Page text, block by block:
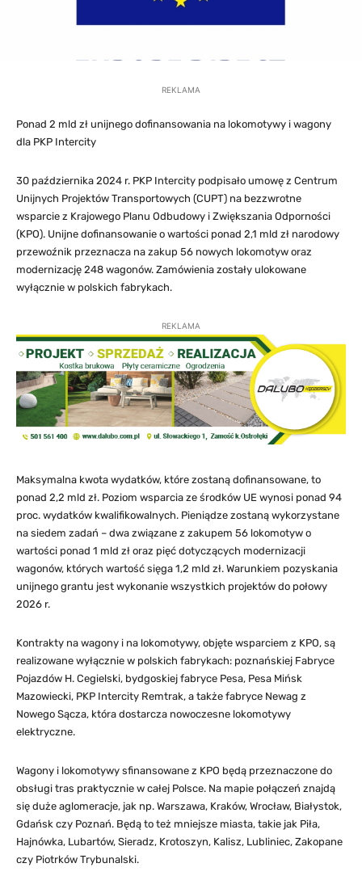
REKLAMA
Ponad 2 mld zł unijnego dofinansowania na lokomotywy i wagony
dla PKP Intercity
30 października 2024 r. PKP Intercity podpisało umowę z Centrum
Unijnych Projektów Transportowych (CUPT) na bezzwrotne
wsparcie z Krajowego Planu Odbudowy i Zwiększania Odporności
(KPO). Unijne dofinansowanie o wartości ponad 2,1 mld zł narodowy
przewoźnik przeznacza na zakup 56 nowych lokomotyw oraz
modernizację 248 wagonów. Zamówienia zostały ulokowane
wyłącznie w polskich fabrykach.
REKLAMA
Maksymalna kwota wydatków, które zostaną dofinansowane, to
ponad 2,2 mld zł. Poziom wsparcia ze środków UE wynosi ponad 94
proc. wydatków kwalifikowalnych. Pieniądze zostaną wykorzystane
na siedem zadań – dwa związane z zakupem 56 lokomotyw o
wartości ponad 1 mld zł oraz pięć dotyczących modernizacji
wagonów, których wartość sięga 1,2 mld zł. Warunkiem pozyskania
unijnego grantu jest wykonanie wszystkich projektów do połowy
2026 r.
Kontrakty na wagony i na lokomotywy, objęte wsparciem z KPO, są
realizowane wyłącznie w polskich fabrykach: poznańskiej Fabryce
Pojazdów H. Cegielski, bydgoskiej fabryce Pesa, Pesa Mińsk
Mazowiecki, PKP Intercity Remtrak, a także fabryce Newag z
Nowego Sącza, która dostarcza nowoczesne lokomotywy
elektryczne.
Wagony i lokomotywy sfinansowane z KPO będą przeznaczone do
obsługi tras praktycznie w całej Polsce. Na mapie połączeń znajdą
się duże aglomeracje, jak np. Warszawa, Kraków, Wrocław, Białystok,
Gdańsk czy Poznań. Będą to też mniejsze miasta, takie jak Piła,
Hajnówka, Lubartów, Sieradz, Krotoszyn, Kalisz, Lubliniec, Zakopane
czy Piotrków Trybunalski.